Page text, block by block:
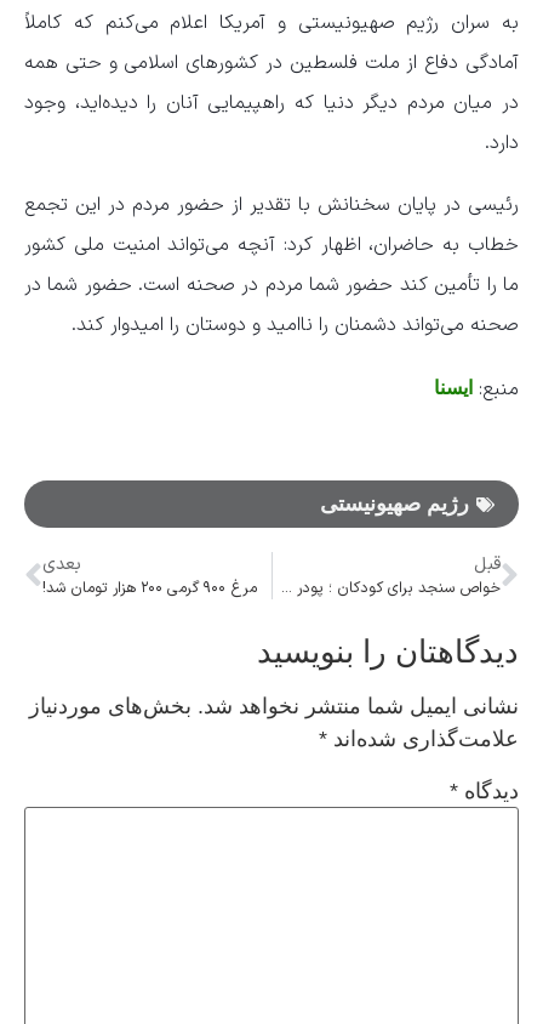
به سران رژیم صهیونیستی و آمریکا اعلام می‌کنم که کاملاً
آمادگی دفاع از ملت فلسطین در کشورهای اسلامی و حتی همه
در میان مردم دیگر دنیا که راهپیمایی آنان را دیده‌اید، وجود
دارد.
رئیسی در پایان سخنانش با تقدیر از حضور مردم در این تجمع
خطاب به حاضران، اظهار کرد: آنچه می‌تواند امنیت ملی کشور
ما را تأمین کند حضور شما مردم در صحنه است. حضور شما در
صحنه می‌تواند دشمنان را ناامید و دوستان را امیدوار کند.
منبع: ایسنا
رژیم صهیونیستی
قبل
خواص سنجد برای کودکان ؛ پودر سنجد قد کودک را بلند میکند؟
بعدی
مرغ ۹۰۰ گرمی ۲۰۰ هزار تومان شد!
دیدگاهتان را بنویسید
نشانی ایمیل شما منتشر نخواهد شد. بخش‌های موردنیاز
علامت‌گذاری شده‌اند *
دیدگاه *